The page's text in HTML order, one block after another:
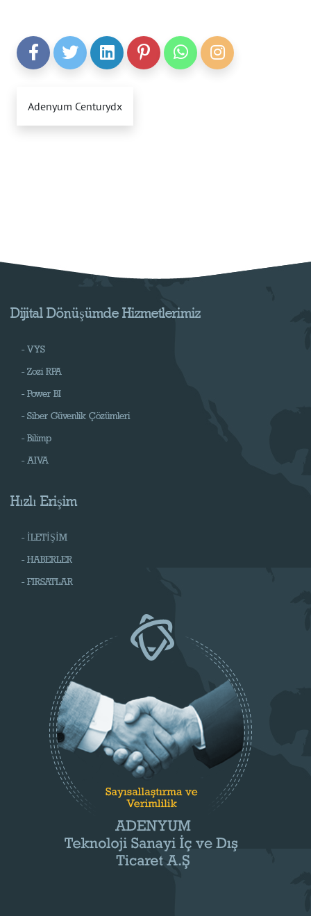
Adenyum Centurydx
Dijital Dönüşümde Hizmetlerimiz
- VYS
- Zozi RPA
- Power BI
- Siber Güvenlik Çözümleri
- Bilimp
- AIVA
Hızlı Erişim
- İLETİŞİM
- HABERLER
- FIRSATLAR